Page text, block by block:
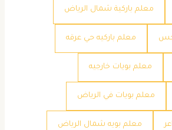
معلم باركية شمال الرياض
معلم باركيه حي عرقه
معلم بويات خارجيه
معلم بويات في الرياض
معلم بويه شمال الرياض